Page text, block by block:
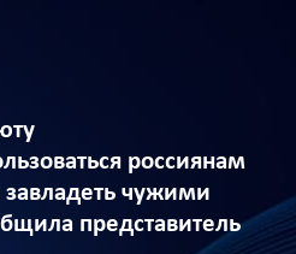
россиянам
чужими
представитель